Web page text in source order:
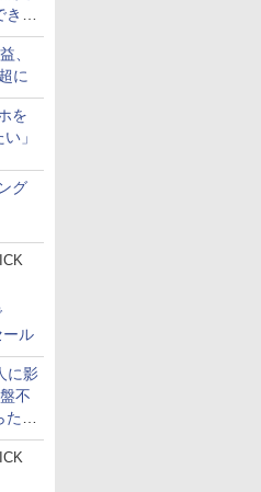
き
、
に
を
」
グ
ール
に影
不
め